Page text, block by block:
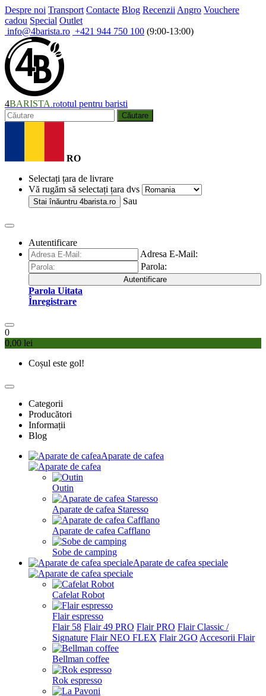
Despre noi Transport Contacte Blog Recenzii Angro Vouchere
cadou Special Outlet
info@4barista.ro +421 944 750 100 (9:00-13:00)
4BARISTA .rototul pentru baristi
Căutare
RO
Selectați țara de livrare
Vă rugăm să selectați țara dvs
Stai înăuntru 4barista.ro Sau
Autentificare
Adresa E-Mail:
Parola:
Autentificare
Parola Uitata
Înregistrare
0
0,00 lei
Coșul este gol!
Categorii
Producători
Informații
Blog
Aparate de cafea
Outin
Aparate de cafea Staresso
Aparate de cafea Cafflano
Sobe de camping
Aparate de cafea speciale
Cafelat Robot
Flair espresso
Flair 58 Flair 49 PRO Flair PRO Flair Classic /
Signature Flair NEO FLEX Flair 2GO Accesorii Flair
Bellman coffee
Rok espresso